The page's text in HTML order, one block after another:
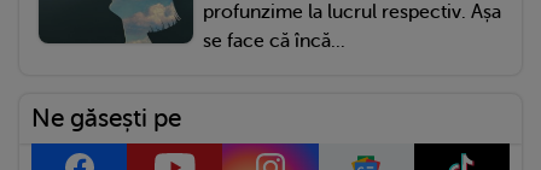
profunzime la lucrul respectiv. Așa
se face că încă...
Ne găsești pe